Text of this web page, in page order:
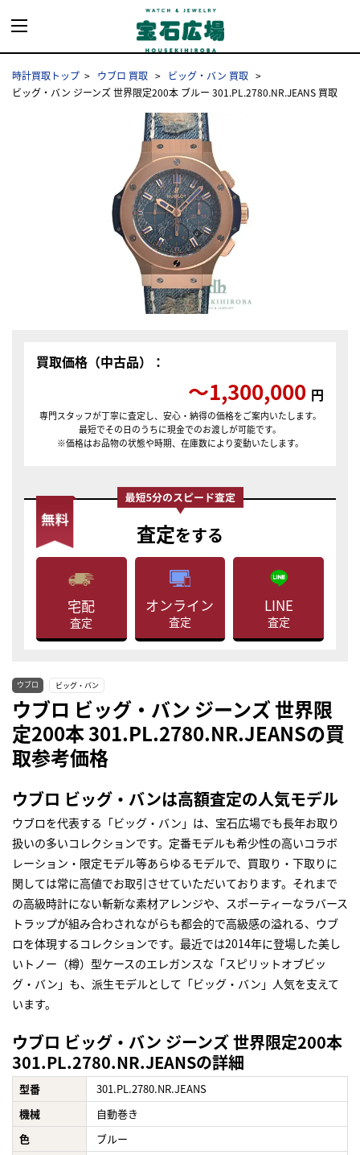
時計買取トップ ウブロ 買取
ビッグ・バン 買取
ビッグ・バン ジーンズ 世界限定200本 ブルー 301.PL.2780.NR.JEANS 買取
買取価格（中古品）：
〜1,300,000 円
専門スタッフが丁寧に査定し、安心・納得の価格をご案内いたします。
最短でその日のうちに現金でのお渡しが可能です。
※価格はお品物の状態や時期、在庫数により変動いたします。
査定をする
宅配
査定
オンライン
査定
LINE
査定
ウブロ ビッグ・バン
ウブロ ビッグ・バン ジーンズ 世界限
定200本 301.PL.2780.NR.JEANSの買
取参考価格
ウブロ ビッグ・バンは高額査定の人気モデル
ウブロを代表する「ビッグ・バン」は、宝石広場でも長年お取り
扱いの多いコレクションです。定番モデルも希少性の高いコラボ
レーション・限定モデル等あらゆるモデルで、買取り・下取りに
関しては常に高値でお取引させていただいております。それまで
の高級時計にない斬新な素材アレンジや、スポーティーなラバース
トラップが組み合わされながらも都会的で高級感の溢れる、ウブ
ロを体現するコレクションです。最近では2014年に登場した美し
いトノー（樽）型ケースのエレガンスな「スピリットオブビッ
グ・バン」も、派生モデルとして「ビッグ・バン」人気を支えて
います。
ウブロ ビッグ・バン ジーンズ 世界限定200本
301.PL.2780.NR.JEANSの詳細
型番
301.PL.2780.NR.JEANS
機械
自動巻き
色
ブルー